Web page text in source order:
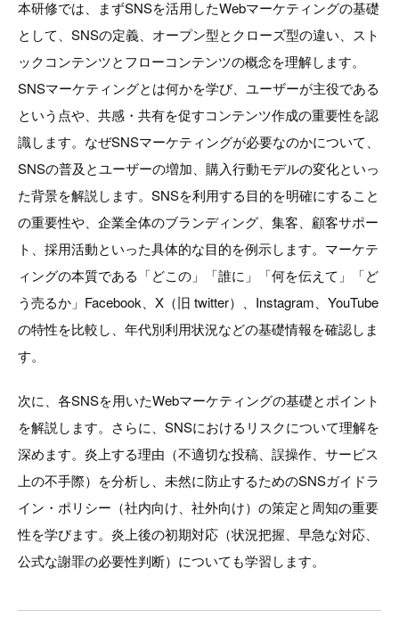
本研修では、まずSNSを活用したWebマーケティングの基礎
として、SNSの定義、オープン型とクローズ型の違い、スト
ックコンテンツとフローコンテンツの概念を理解します。
SNSマーケティングとは何かを学び、ユーザーが主役である
という点や、共感・共有を促すコンテンツ作成の重要性を認
識します。なぜSNSマーケティングが必要なのかについて、
SNSの普及とユーザーの増加、購入行動モデルの変化といっ
た背景を解説します。SNSを利用する目的を明確にすること
の重要性や、企業全体のブランディング、集客、顧客サポー
ト、採用活動といった具体的な目的を例示します。マーケテ
ィングの本質である「どこの」「誰に」「何を伝えて」「ど
う売るか」Facebook、X（旧 twitter）、Instagram、YouTube
の特性を比較し、年代別利用状況などの基礎情報を確認しま
す。
次に、各SNSを用いたWebマーケティングの基礎とポイント
を解説します。さらに、SNSにおけるリスクについて理解を
深めます。炎上する理由（不適切な投稿、誤操作、サービス
上の不手際）を分析し、未然に防止するためのSNSガイドラ
イン・ポリシー（社内向け、社外向け）の策定と周知の重要
性を学びます。炎上後の初期対応（状況把握、早急な対応、
公式な謝罪の必要性判断）についても学習します。